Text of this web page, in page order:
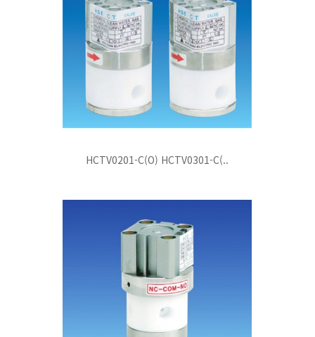
내화학용
중압용 (20bar 이하)
저압용 (0.5bar이하)
Relief Valve
Breather Valve
Vacuum Relief Valve
Safety Relief Valve
기타 (벤트커버.외)
압력&유량 스위치/트랜스미터
압력스위치
압력트랜스미터
HCTV0201-C(O) HCTV0301-C(..